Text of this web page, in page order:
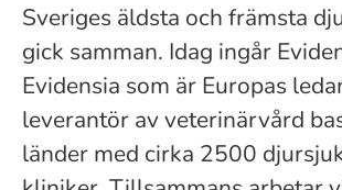
Sveriges äldsta och främsta
gick samman. Idag ingår
Evidensia som är Europas
leverantör av veterinärvård
länder med cirka 2500